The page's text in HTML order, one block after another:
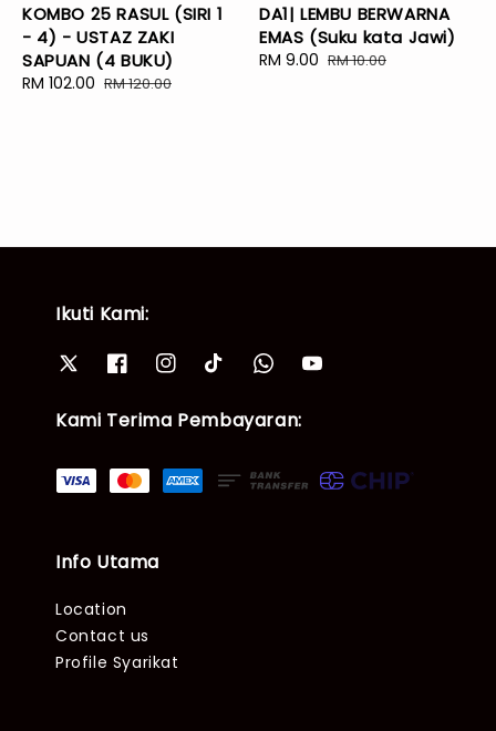
KOMBO 25 RASUL (SIRI 1
- 4) - USTAZ ZAKI
SAPUAN (4 BUKU)
Sale
RM 102.00 Regular
RM 120.00
DA1| LEMBU BERWARNA
EMAS (Suku kata Jawi)
Sale
RM 9.00 Regular
RM 10.00
Ikuti Kami:
Kami Terima Pembayaran:
Info Utama
Location
Contact us
Profile Syarikat